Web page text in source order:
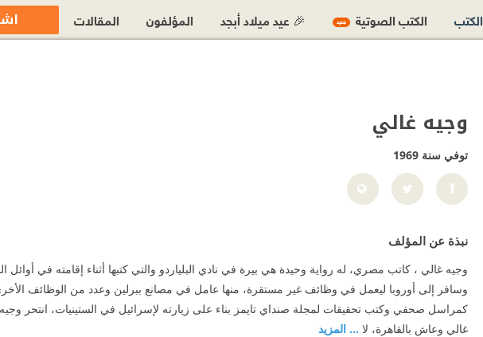
وجيه غالي
توفي سنة 1969
نبذة عن المؤلف
وجيه غالي ، كاتب مصري، له رواية وحيدة هي بيرة في نادي البلياردو والتي كتبها أثناء إقامته في
وسافر إلى أوروبا ليعمل في وظائف غير مستقرة، منها عامل في مصانع ببرلين وعدد من الوظائف الأخرى،
غالي وعاش بالقاهرة، لا ... المزيد
الكتب الكتب الصوتية جديد 🎉 عيد ميلاد أبجد المؤلفون المقالات